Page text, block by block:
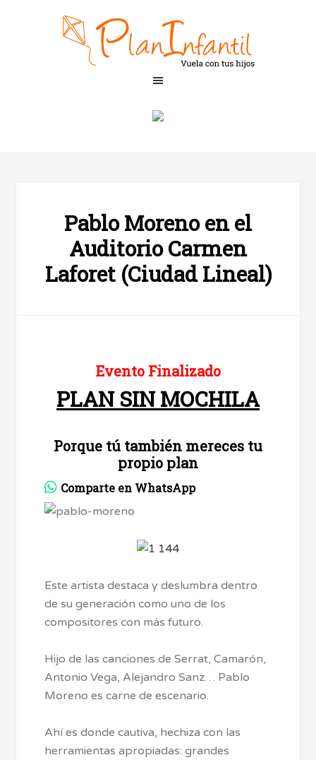
Pablo Moreno en el
Auditorio Carmen
Laforet (Ciudad Lineal)
Evento Finalizado
PLAN SIN MOCHILA
Porque tú también mereces tu
propio plan
Comparte en WhatsApp
Este artista destaca y deslumbra dentro
de su generación como uno de los
compositores con más futuro.
Hijo de las canciones de Serrat, Camarón,
Antonio Vega, Alejandro Sanz… Pablo
Moreno es carne de escenario.
Ahí es donde cautiva, hechiza con las
herramientas apropiadas: grandes